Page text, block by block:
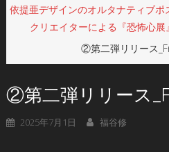
依提亜デザインのオルタナティブ
クリエイターによる『恐怖心展
②第二弾リリース
②第二弾リリース
2025年7月1日 福谷修